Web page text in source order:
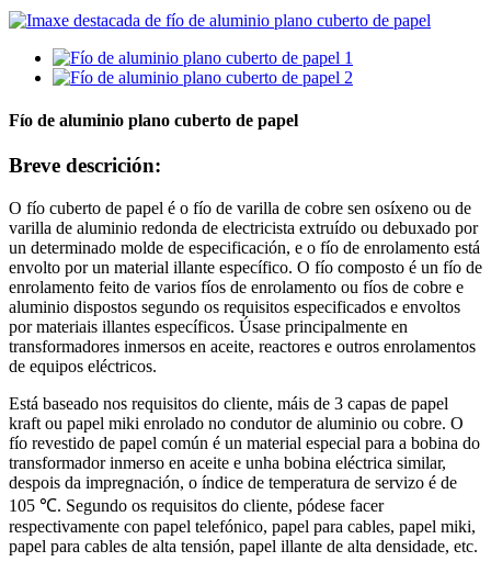
Fío de aluminio plano cuberto de papel
Breve descrición:
O fío cuberto de papel é o fío de varilla de cobre sen osíxeno ou de
varilla de aluminio redonda de electricista extruído ou debuxado por
un determinado molde de especificación, e o fío de enrolamento está
envolto por un material illante específico. O fío composto é un fío de
enrolamento feito de varios fíos de enrolamento ou fíos de cobre e
aluminio dispostos segundo os requisitos especificados e envoltos
por materiais illantes específicos. Úsase principalmente en
transformadores inmersos en aceite, reactores e outros enrolamentos
de equipos eléctricos.
Está baseado nos requisitos do cliente, máis de 3 capas de papel
kraft ou papel miki enrolado no condutor de aluminio ou cobre. O
fío revestido de papel común é un material especial para a bobina do
transformador inmerso en aceite e unha bobina eléctrica similar,
despois da impregnación, o índice de temperatura de servizo é de
105 ℃. Segundo os requisitos do cliente, pódese facer
respectivamente con papel telefónico, papel para cables, papel miki,
papel para cables de alta tensión, papel illante de alta densidade, etc.